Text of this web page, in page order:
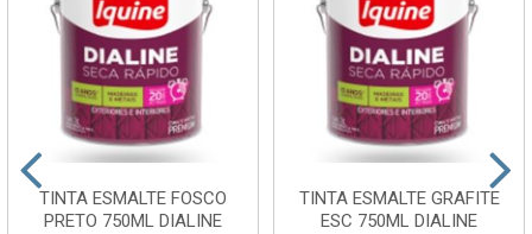
TINTA ESMALTE FOSCO
PRETO 750ML DIALINE
TINTA ESMALTE GRAFITE
ESC 750ML DIALINE